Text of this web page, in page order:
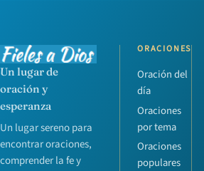
Un lugar de
oración y
esperanza
Un lugar sereno para
encontrar oraciones,
comprender la fe y
ORACIONES
Oración del
día
Oraciones
por tema
Oraciones
populares